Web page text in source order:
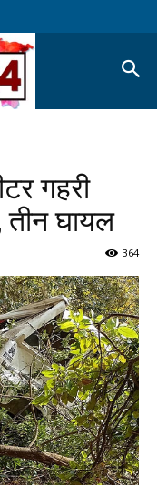
गहरी
तीन घायल
364